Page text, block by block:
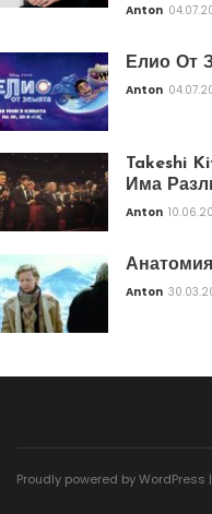
Anton
Елио От
Anton
Takeshi
Има
Anton
Anton
Proudly powered by WordPress |